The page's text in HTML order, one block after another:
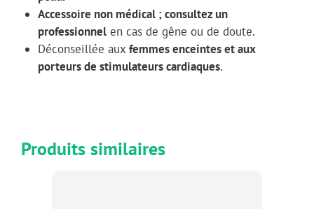
Accessoire non médical ; consultez un
professionnelen cas de gêne ou de doute.
Déconseillée aux femmes enceintes et aux
porteurs de stimulateurs cardiaques.
Produits similaires